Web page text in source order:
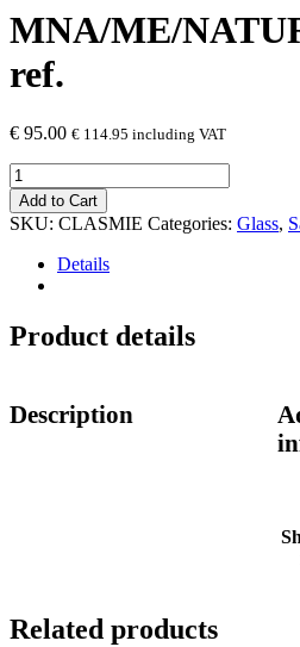
MNA/ME/
ref.
€ 95.00 € 114.95 including VAT
Saint
Just-
MNA/ME/NATURE/Colonial/Satin/
ref.
quantity
Add to Cart
SKU: CLASMIE Categories: Glass,
Details
Product details
Description
Related products